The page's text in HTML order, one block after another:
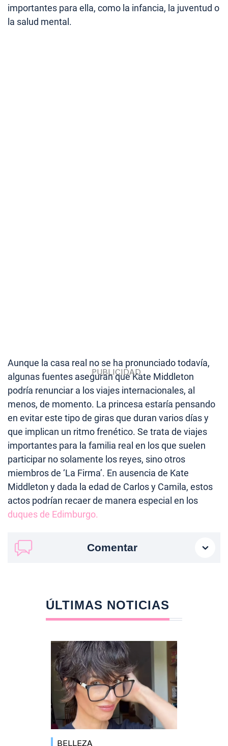
importantes para ella, como la infancia, la juventud o
la salud mental.
Aunque la casa real no se ha pronunciado todavía,
algunas fuentes aseguran que Kate Middleton
podría renunciar a los viajes internacionales, al
menos, de momento. La princesa estaría pensando
en evitar este tipo de giras que duran varios días y
que implican un ritmo frenético. Se trata de viajes
importantes para la familia real en los que suelen
participar no solamente los reyes, sino otros
miembros de ‘La Firma’. En ausencia de Kate
Middleton y dada la edad de Carlos y Camila, estos
actos podrían recaer de manera especial en los
duques de Edimburgo.
Comentar
ÚLTIMAS NOTICIAS
BELLEZA